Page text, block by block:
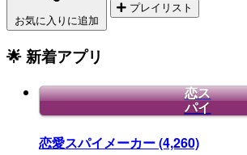
お気に入りに追加
プレイリスト
🌟 新着アプリ
恋ス
パイ
恋愛スパイメーカー(4,260)